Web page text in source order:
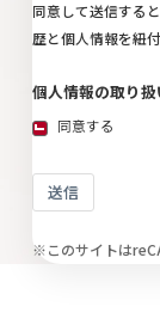
同意して送信する
歴と個人情報を紐
個人情報の取り扱
同意する
送信
※このサイトは